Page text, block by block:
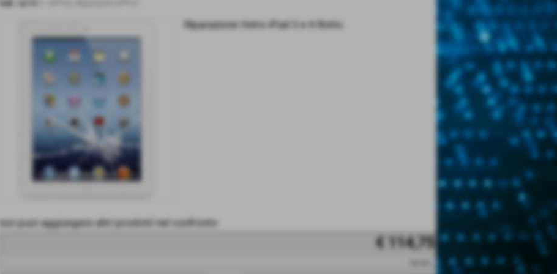
cod.: ap18-1
Riparazione Vetro iPad 3 e 4 Rotto
non puoi aggiungere altri prodotti nel confronto
€ 114,75